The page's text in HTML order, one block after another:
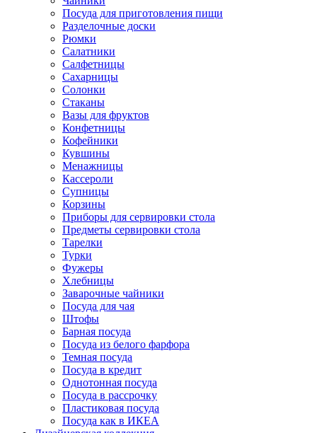
Посуда для приготовления пищи
Разделочные доски
Рюмки
Салатники
Салфетницы
Сахарницы
Солонки
Стаканы
Вазы для фруктов
Конфетницы
Кофейники
Кувшины
Менажницы
Кассероли
Супницы
Корзины
Приборы для сервировки стола
Предметы сервировки стола
Тарелки
Турки
Фужеры
Хлебницы
Заварочные чайники
Посуда для чая
Штофы
Барная посуда
Посуда из белого фарфора
Темная посуда
Посуда в кредит
Однотонная посуда
Посуда в рассрочку
Пластиковая посуда
Посуда как в ИКЕА